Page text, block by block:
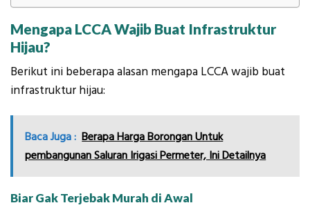
Mengapa LCCA Wajib Buat Infrastruktur
Hijau?
Berikut ini beberapa alasan mengapa LCCA wajib buat
infrastruktur hijau:
Baca Juga : Berapa Harga Borongan Untuk
pembangunan Saluran Irigasi Permeter, Ini Detailnya
Biar Gak Terjebak Murah di Awal